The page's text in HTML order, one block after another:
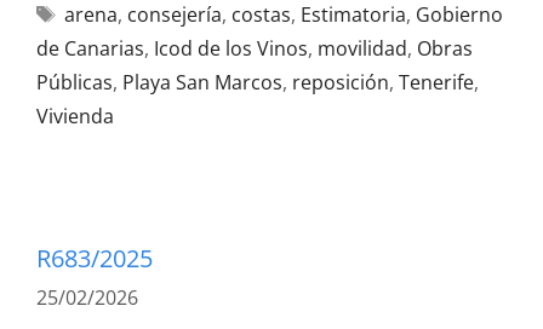
arena, consejería, costas, Estimatoria, Gobierno
de Canarias, Icod de los Vinos, movilidad, Obras
Públicas, Playa San Marcos, reposición, Tenerife,
Vivienda
R683/2025
25/02/2026